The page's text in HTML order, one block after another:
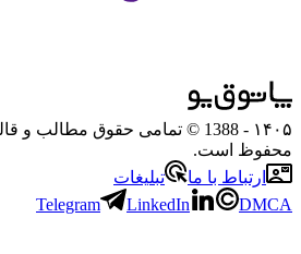
۱۴۰۵
- 1388 © تمامی حقوق مطالب و
محفوظ است.
ارتباط با ما
تبلیغات
Telegram
LinkedIn DMCA